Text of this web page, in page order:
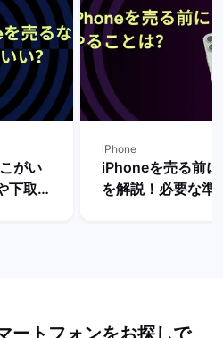
がい
下取り
iPhone
iPhoneを売る前
を解説！必要な準
ートフォンをお探しで